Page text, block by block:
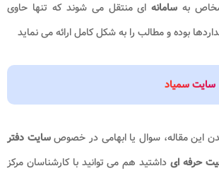
به سامانه ای منتقل می شوند که تنها حاوی
بوده و مطالب را به شکل کامل ارائه می نماید
سایت سمیاد
این مقاله، سوال یا ابهامی در خصوصسایت دفتر
حرفه ای داشتید هم می توانید با کارشناسان مرکز